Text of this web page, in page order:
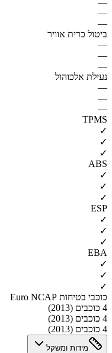
—
—
ביטול כרית אוויר
—
—
—
נעילת אלכוהול
—
—
—
TPMS
✓
✓
✓
ABS
✓
✓
✓
ESP
✓
✓
✓
EBA
✓
✓
✓
כוכבי בטיחות Euro NCAP
4 כוכבים (2013)
4 כוכבים (2013)
4 כוכבים (2013)
מידות ומשקל